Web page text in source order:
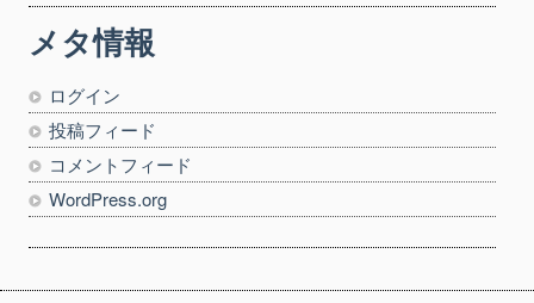
メタ情報
ログイン
投稿フィード
コメントフィード
WordPress.org